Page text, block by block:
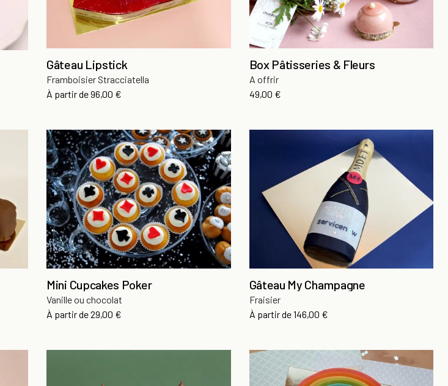
Gâteau Lipstick
Framboisier Stracciatella
À partir dePrix
96,00 €
Box Pâtisseries & Fleurs
A offrir
Prix
49,00 €
Mini Cupcakes Poker
Vanille ou chocolat
À partir dePrix
29,00 €
Gâteau My Champagne
Fraisier
À partir dePrix
146,00 €